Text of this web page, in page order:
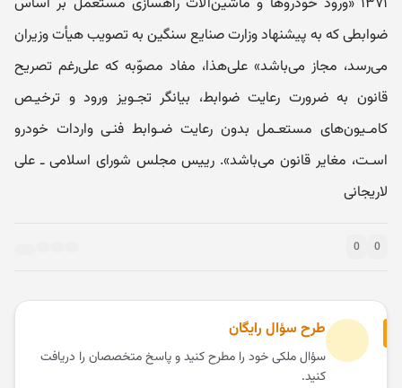
ضوابطی که به پیشنهاد وزارت صنایع سنگین به تصویب هیأت وزیران
می‌رسد، مجاز می‌باشد» علی‌هذا، مفاد مصوّبه که علی‌رغم تصریح
قانون به ضرورت رعایت ضوابط، بیانگر تجـویز ورود و ترخیـص
کامـیون‌های مستعـمل بدون رعایت ضـوابط فنـی واردات خودرو
اسـت، مغایر قانون می‌باشد». رییس مجلس شورای اسلامی ـ علی
لاریجانی
0
0
طرح سؤال رایگان
سؤال ملکی خود را مطرح کنید و پاسخ متخصصان را دریافت
کنید.